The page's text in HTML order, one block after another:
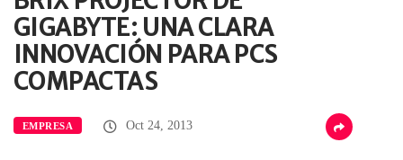
Home
Empresa BRIX PROJECTOR DE…
GIGABYTE: UNA CLARA
INNOVACIÓN PARA PCS
COMPACTAS
EMPRESA Oct 24, 2013